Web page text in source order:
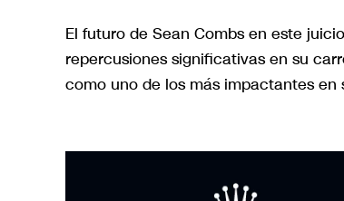
El futuro de Sean Combs en este
repercusiones significativas en su
como uno de los más impactantes en